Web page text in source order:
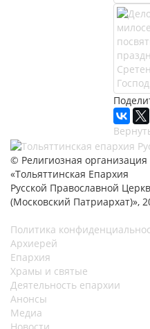
© Религиозная организация
«Тольяттинская Епархия
Русской Православной
(Московский Патриархат)»,
Политика
Архиерей
Епархия
Храмы и святые
Деятельность епархии
Анонсы
Медиа
Новости